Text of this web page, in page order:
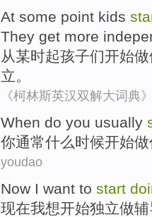
At some point kids
They get more
从某时起孩子们开始做
立。
《柯林斯英汉双解大词典》
When do you usually
你通常什么时候开始做
youdao
Now I want to start
现在我想开始独立做辅